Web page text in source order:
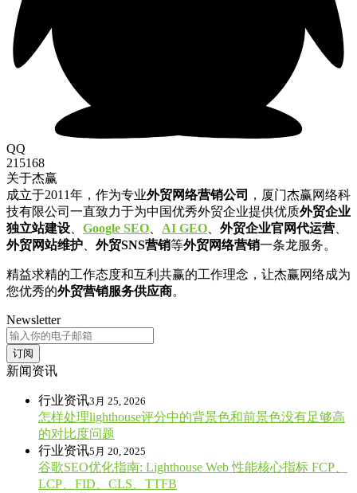
QQ
215168
关于杰赢
成立于2011年，作为专业外贸网络营销公司
，厦门杰赢网络科
技有限公司一直致力于为中国优秀外贸企业提供优质外贸企业
独立站建设
Google SEO AI GEO 外贸企业官网代运营
外贸网站维护
外贸SNS营销等外贸网络营销一条龙服务。
精益求精的工作态度和互利共赢的工作理念，让杰赢网络成为
您优秀的外贸营销服务供应商。
Newsletter
订阅
新闻资讯
行业资讯3月 25, 2026
怎样处理lighthouse评分中的背景色和前景色没有足够高
的对比度问题
行业资讯5月 20, 2025
谷歌SEO优化指南: Lighthouse Web 性能核心指标 FCP、
LCP、FID、CLS、TTFB